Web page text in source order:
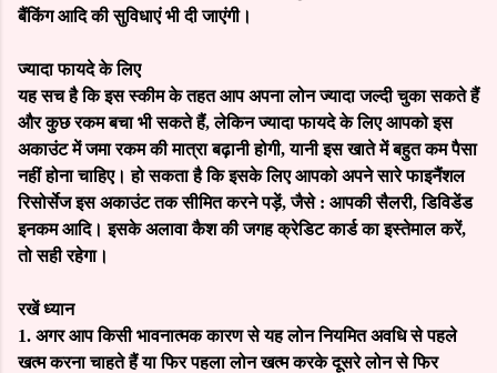
बैंकिंग आदि की सुविधाएं भी दी जाएंगी।
ज्यादा फायदे के लिए
यह सच है कि इस स्कीम के तहत आप अपना लोन ज्यादा जल्दी चुका सकते हैं
और कुछ रकम बचा भी सकते हैं, लेकिन ज्यादा फायदे के लिए आपको इस
अकाउंट में जमा रकम की मात्रा बढ़ानी होगी, यानी इस खाते में बहुत कम पैसा
नहीं होना चाहिए। हो सकता है कि इसके लिए आपको अपने सारे फाइनैंशल
रिसोर्सेज इस अकाउंट तक सीमित करने पड़ें, जैसे : आपकी सैलरी, डिविडेंड
इनकम आदि। इसके अलावा कैश की जगह क्रेडिट कार्ड का इस्तेमाल करें,
तो सही रहेगा।
रखें ध्यान
1. अगर आप किसी भावनात्मक कारण से यह लोन नियमित अवधि से पहले
खत्म करना चाहते हैं या फिर पहला लोन खत्म करके दूसरे लोन से फिर